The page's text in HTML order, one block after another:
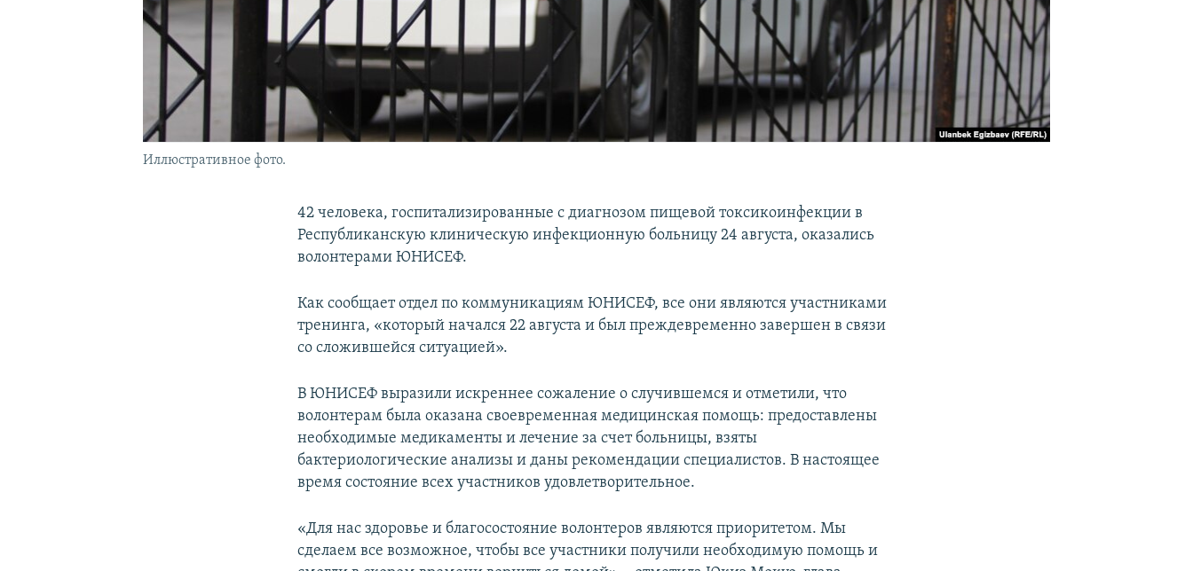
Иллюстративное фото.
42 человека, госпитализированные с диагнозом пищевой токсикоинфекции в
Республиканскую клиническую инфекционную больницу 24 августа, оказались
волонтерами ЮНИСЕФ.
Как сообщает отдел по коммуникациям ЮНИСЕФ, все они являются участниками
тренинга, «который начался 22 августа и был преждевременно завершен в связи
со сложившейся ситуацией».
В ЮНИСЕФ выразили искреннее сожаление о случившемся и отметили, что
волонтерам была оказана своевременная медицинская помощь: предоставлены
необходимые медикаменты и лечение за счет больницы, взяты
бактериологические анализы и даны рекомендации специалистов. В настоящее
время состояние всех участников удовлетворительное.
«Для нас здоровье и благосостояние волонтеров являются приоритетом. Мы
сделаем все возможное, чтобы все участники получили необходимую помощь и